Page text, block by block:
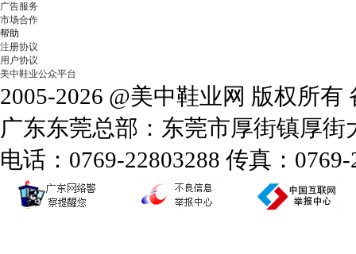
广告服务
市场合作
帮助
注册协议
用户协议
美中鞋业公众平台
2005-2026 @美中鞋业网 版权所有
广东东莞总部：东莞市厚街镇厚
电话：0769-22803288 传真：0769-